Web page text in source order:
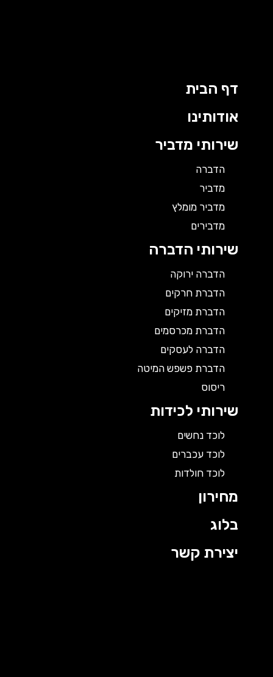
דף הבית
אודותינו
שירותי מדביר
הדברה
מדביר
מדביר מומלץ
מדבירים
שירותי הדברה
הדברה ירוקה
הדברת חרקים
הדברת מזיקים
הדברת מכרסמים
הדברה לעסקים
הדברת פשפש המיטה
ריסוס
שירותי לכידות
לוכד נחשים
לוכד עכברים
לוכד חולדות
מחירון
בלוג
יצירת קשר